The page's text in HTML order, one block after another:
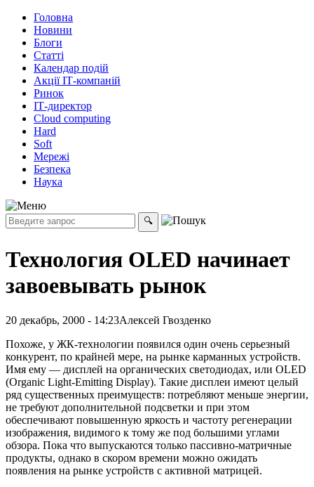
Головна
Новини
Блоги
Статті
Календар подій
Акції ІТ-компаній
Ринок
ІТ-директор
Cloud computing
Hard
Soft
Мережі
Безпека
Наука
Технология OLED начинает
завоевывать рынок
20 декабрь, 2000 - 14:23Алексей Гвозденко
Похоже, у ЖК-технологии появился один очень серьезный
конкурент, по крайней мере, на рынке карманных устройств.
Имя ему — дисплей на органических светодиодах, или OLED
(Organic Light-Emitting Display). Такие дисплеи имеют целый
ряд существенных преимуществ: потребляют меньше энергии,
не требуют дополнительной подсветки и при этом
обеспечивают повышенную яркость и частоту регенерации
изображения, видимого к тому же под большими углами
обзора. Пока что выпускаются только пассивно-матричные
продукты, однако в скором времени можно ожидать
появления на рынке устройств с активной матрицей.